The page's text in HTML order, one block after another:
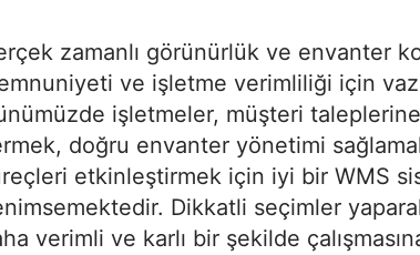
zamanlı görünürlük ve envanter
ve işletme verimliliği için
işletmeler, müşteri taleplerine
doğru envanter yönetimi
etkinleştirmek için iyi bir WMS
Dikkatli seçimler
verimli ve karlı bir şekilde